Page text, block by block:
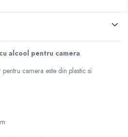
alcool pentru camera
camera este din plastic si